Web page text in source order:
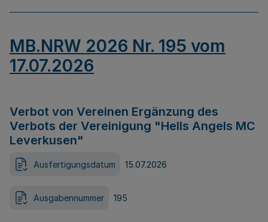
MB.NRW 2026 Nr. 195 vom
17.07.2026
Verbot von Vereinen Ergänzung des
Verbots der Vereinigung "Hells Angels MC
Leverkusen"
Ausfertigungsdatum 15.07.2026
Ausgabennummer 195